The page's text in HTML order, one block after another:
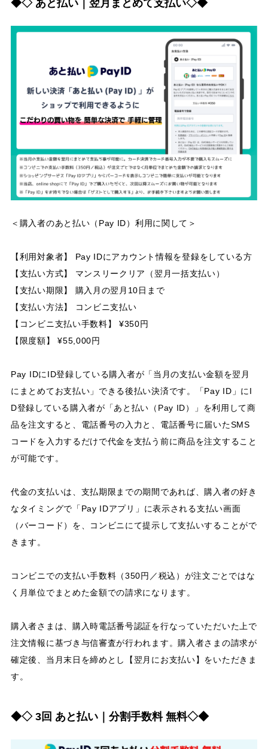
◆◇ あと払い｜翌月まとめて支払い◇◆
＜購入者のあと払い（Pay ID）利用に関して＞
【利用対象者】 Pay IDにアカウント情報を登録をしている方
【支払い方式】 マンスリークリア（翌月一括支払い）
【支払い期限】 購入月の翌月10日まで
【支払い方法】 コンビニ支払い
【コンビニ支払い手数料】 ¥350円
【限度額】 ¥55,000円
Pay IDにID登録している購入者が「当月の支払い金額を翌月
にまとめてお支払い」できる後払い決済です。「Pay ID」にI
D登録している購入者が「あと払い（Pay ID）」を利用して商
品を注文すると、電話番号の入力と、電話番号に届いたSMS
コードを入力するだけで代金を支払う前に商品を注文すること
が可能です。
代金の支払いは、支払期限までの期間であれば、購入者の好き
なタイミングで「Pay IDアプリ」に表示される支払い画面
（バーコード）を、コンビニにて提示して支払いすることがで
きます。
コンビニでの支払い手数料（350円／税込）が注文ごとではな
く月単位でまとめた金額での請求になります。
購入者さまは、購入時電話番号認証を行なっていただいた上で
注文情報に基づき与信審査が行われます。購入者さまの請求が
確定後、当月末日を締めとし【翌月にお支払い】をいただきま
す。
◆◇ 3回 あと払い｜分割手数料 無料◇◆